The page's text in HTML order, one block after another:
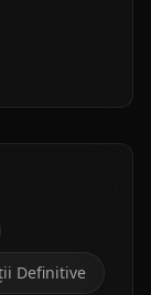
Definitive